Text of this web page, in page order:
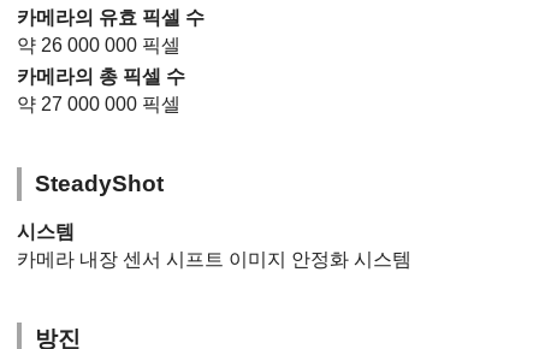
카메라의 유효 픽셀 수
약 26 000 000 픽셀
카메라의 총 픽셀 수
약 27 000 000 픽셀
SteadyShot
시스템
카메라 내장 센서 시프트 이미지 안정화 시스템
방진